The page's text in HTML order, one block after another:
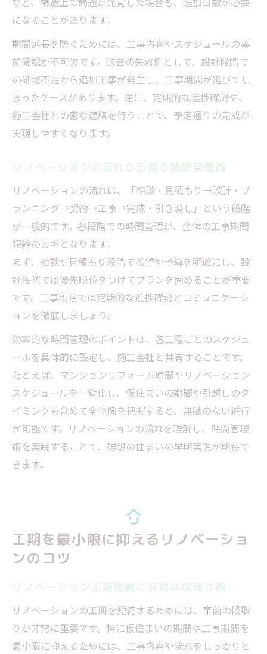
になることがあります。
期間延長を防ぐためには、工事内容やスケジュールの事
前確認が不可欠です。過去の失敗例として、設計段階で
の確認不足から追加工事が発生し、工事期間が延びてし
まったケースがあります。逆に、定期的な進捗確認や、
施工会社との密な連絡を行うことで、予定通りの完成が
実現しやすくなります。
リノベーションの流れから見る時間管理術
リノベーションの流れは、「相談・見積もり→設計・プ
ランニング→契約→工事→完成・引き渡し」という段階
が一般的です。各段階での時間管理が、全体の工事期間
短縮のカギとなります。
まず、相談や見積もり段階で希望や予算を明確にし、設
計段階では優先順位をつけてプランを固めることが重要
です。工事段階では定期的な進捗確認とコミュニケーシ
ョンを徹底しましょう。
効率的な時間管理のポイントは、各工程ごとのスケジュ
ールを具体的に設定し、施工会社と共有することです。
たとえば、マンションリフォーム時間やリノベーション
スケジュールを一覧化し、仮住まいの期間や引越しのタ
イミングも含めて全体像を把握すると、無駄のない進行
が可能です。リノベーションの流れを理解し、時間管理
術を実践することで、理想の住まいの早期実現が期待で
きます。
工期を最小限に抑えるリノベーショ
ンのコツ
リノベーション工期短縮に有効な段取り術
リノベーションの工期を短縮するためには、事前の段取
りが非常に重要です。特に仮住まいの期間や工事期間を
最小限に抑えるためには、工事内容や流れをしっかりと